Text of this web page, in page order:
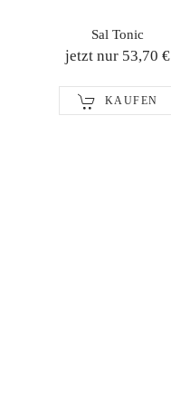
Sal Tonic
jetzt nur 53,70 €
KAUFEN